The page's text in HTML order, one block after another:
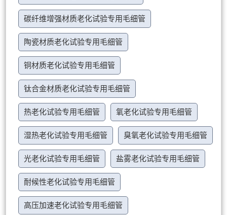
碳纤维增强材质老化试验专用毛细管
陶瓷材质老化试验专用毛细管
铜材质老化试验专用毛细管
钛合金材质老化试验专用毛细管
热老化试验专用毛细管 氧老化试验专用毛细管
湿热老化试验专用毛细管 臭氧老化试验专用毛细管
光老化试验专用毛细管 盐雾老化试验专用毛细管
耐候性老化试验专用毛细管
高压加速老化试验专用毛细管